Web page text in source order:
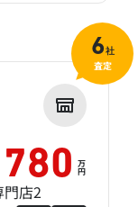
780 万
円
門店2
6社
査定